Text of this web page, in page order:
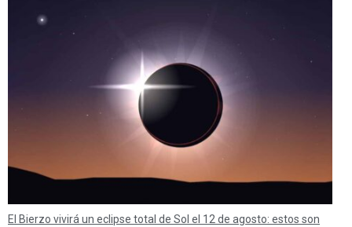
El Bierzo vivirá un eclipse total de Sol el 12 de agosto: estos son